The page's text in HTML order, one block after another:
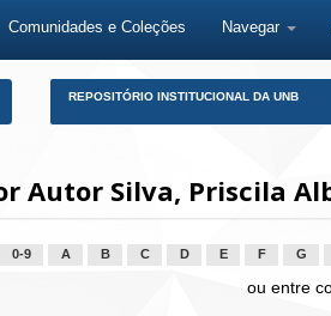
Comunidades e Coleções Navegar
REPOSITÓRIO INSTITUCIONAL DA UNB
Autor Silva, Priscila
0-9 A B C D E F G
ou entre